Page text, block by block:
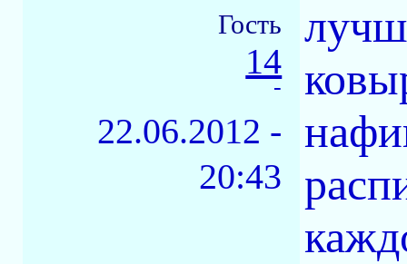
Гость
14
-
22.06.2012 -
20:43